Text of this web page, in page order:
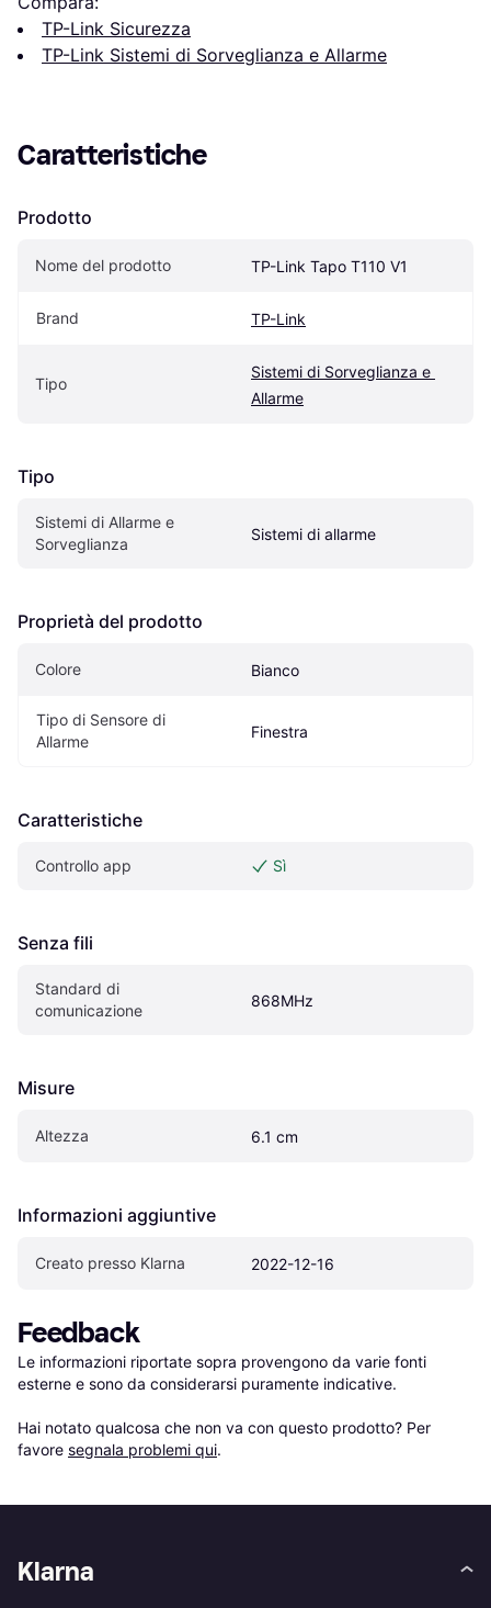
TP-Link Sicurezza
TP-Link Sistemi di Sorveglianza e Allarme
Caratteristiche
Prodotto
Nome del prodotto TP-Link Tapo T110 V1
Brand TP-Link
Tipo
Sistemi di Sorveglianza e
Allarme
Tipo
Sistemi di Allarme e
Sorveglianza
Sistemi di allarme
Proprietà del prodotto
Colore Bianco
Tipo di Sensore di
Allarme
Finestra
Caratteristiche
Controllo app Sì
Senza fili
Standard di
comunicazione
868MHz
Misure
Altezza 6.1 cm
Informazioni aggiuntive
Creato presso Klarna 2022-12-16
Feedback
Le informazioni riportate sopra provengono da varie fonti
esterne e sono da considerarsi puramente indicative.
Hai notato qualcosa che non va con questo prodotto? Per
favore segnala problemi qui.
Klarna